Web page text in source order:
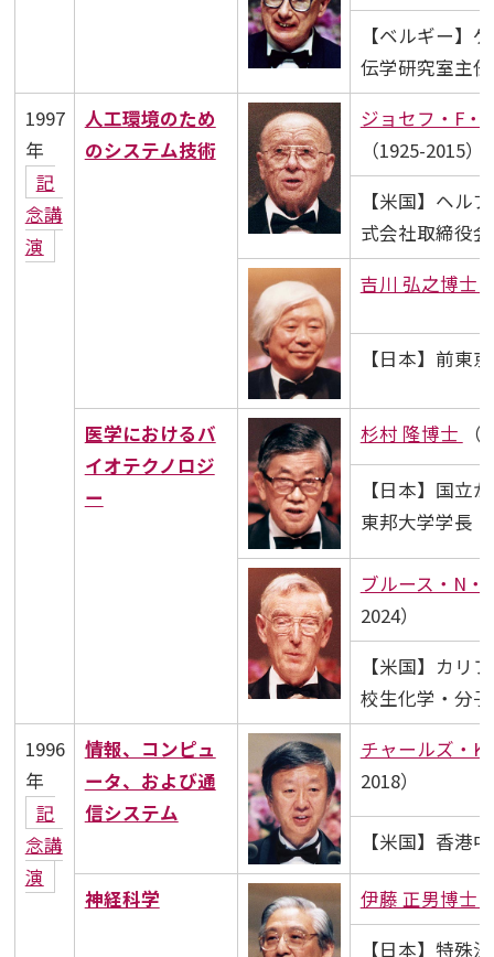
【ベルギー】
伝学研究室主任
1997
年
記
念講
演
人工環境のため
のシステム技術
ジョセフ・F・
（1925-2015）
【米国】ヘル
式会社取締役
吉川 弘之博士
【日本】前東
医学におけるバ
イオテクノロジ
ー
杉村 隆博士
【日本】国立
東邦大学学長
ブルース・N
2024）
【米国】カリ
校生化学・分
1996
年
記
念講
演
情報、コンピュ
ータ、および通
信システム
チャールズ・
2018）
【米国】香港
神経科学 伊藤 正男博士
【日本】特殊